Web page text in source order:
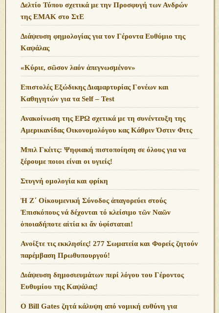
Δελτίο Τύπου σχετικά με την Προσφυγή των Ανδρών
της ΕΜΑΚ στο ΣτΕ
Διάψευση φημολογίας για τον Γέροντα Ευθύμιο της
Καψάλας
«Κύριε, σῶσον λαόν ἀπεγνωσμένον»
Επιστολές Εξώδικης Διαμαρτυρίας Γονέων και
Καθηγητών για τα Self – Test
Ανακοίνωση της ΕΡΩ σχετικά με τη συνέντευξη της
Αμερικανίδας Οικονομολόγου κας Κάθριν Όστιν Φιτς
Μπιλ Γκέιτς: Ψηφιακή πιστοποίηση σε όλους για να
ξέρουμε ποιοι είναι οι υγιείς!
Στυγνή ομολογία και φρίκη
Ἡ Ζ΄ Οἰκουμενική Σύνοδος ἀπαγορεύει στούς
Ἐπισκόπους νά δέχονται τό κλείσιμο τῶν Ναῶν
ὁποιαδήποτε αἰτία κι ἄν ὑφίσταται!
Ανoίξτε τις εκκλησίες! 277 Σωματεία και Φορείς ζητούν
παρέμβαση Πρωθυπουργού!
Διάψευση δημοσιευμάτων περί λόγου του Γέροντος
Ευθυμίου της Καψάλας!
O Bill Gates ζητά κάλυψη από νομική ευθύνη για